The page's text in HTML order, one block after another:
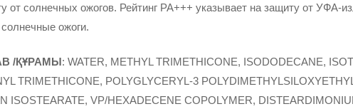
от солнечных ожогов. Рейтинг PA+++ указывает на защиту от УФА-
ожоги.
/ҚҰРАМЫ: WATER, METHYL TRIMETHICONE, ISODODECANE,
TRIMETHICONE, POLYGLYCERYL-3
ISOSTEARATE, VP/HEXADECENE COPOLYMER,